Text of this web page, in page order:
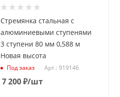
Стремянка стальная с
алюминиевыми ступенями
3 ступени 80 мм 0,588 м
Новая высота
Под заказ Арт.: 919146
7 200₽/шт